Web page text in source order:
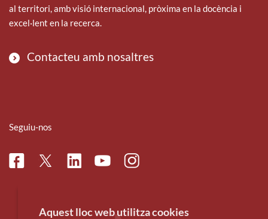
al territori, amb visió internacional, pròxima en la docència i
excel·lent en la recerca.
Contacteu amb nosaltres
Seguiu-nos
FacebookTwitterLinkedinYoutubeInstagram
Aquest lloc web utilitza cookies